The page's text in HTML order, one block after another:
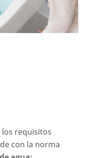
requisitos
con la norma